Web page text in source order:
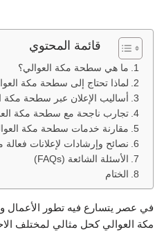
قائمة المحتوي
ما هي سطحة مكة العوالي؟
لماذا تحتاج إلى سطحة مكة
أساليب الإعلان عبر سطحة مكة
تجارب ناجحة مع سطحة مكة
مقارنة خدمات سطحة مكة
نصائح وإرشادات لإعلانات
الأسئلة الشائعة (FAQs)
الختام
في عصر يتسارع فيه تطور الأعمال
مكة العوالي كحل مثالي لمختلف